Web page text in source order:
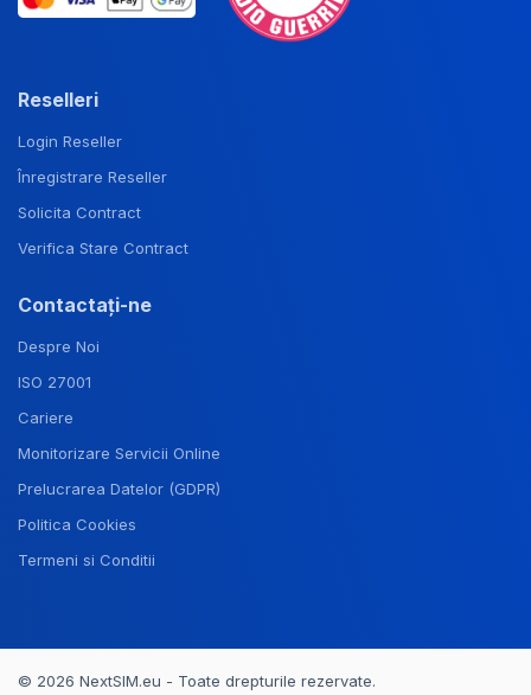
Reselleri
Login Reseller
Înregistrare Reseller
Solicita Contract
Verifica Stare Contract
Contactați-ne
Despre Noi
ISO 27001
Cariere
Monitorizare Servicii Online
Prelucrarea Datelor (GDPR)
Politica Cookies
Termeni si Conditii
© 2026 NextSIM.eu - Toate drepturile rezervate.